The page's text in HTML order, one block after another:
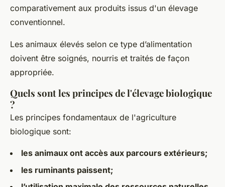
comparativement aux produits issus d'un élevage
conventionnel.
Les animaux élevés selon ce type d’alimentation
doivent être soignés, nourris et traités de façon
appropriée.
Quels sont les principes de l'élevage biologique
?
Les principes fondamentaux de l'agriculture
biologique sont:
les animaux ont accès aux parcours extérieurs;
les ruminants paissent;